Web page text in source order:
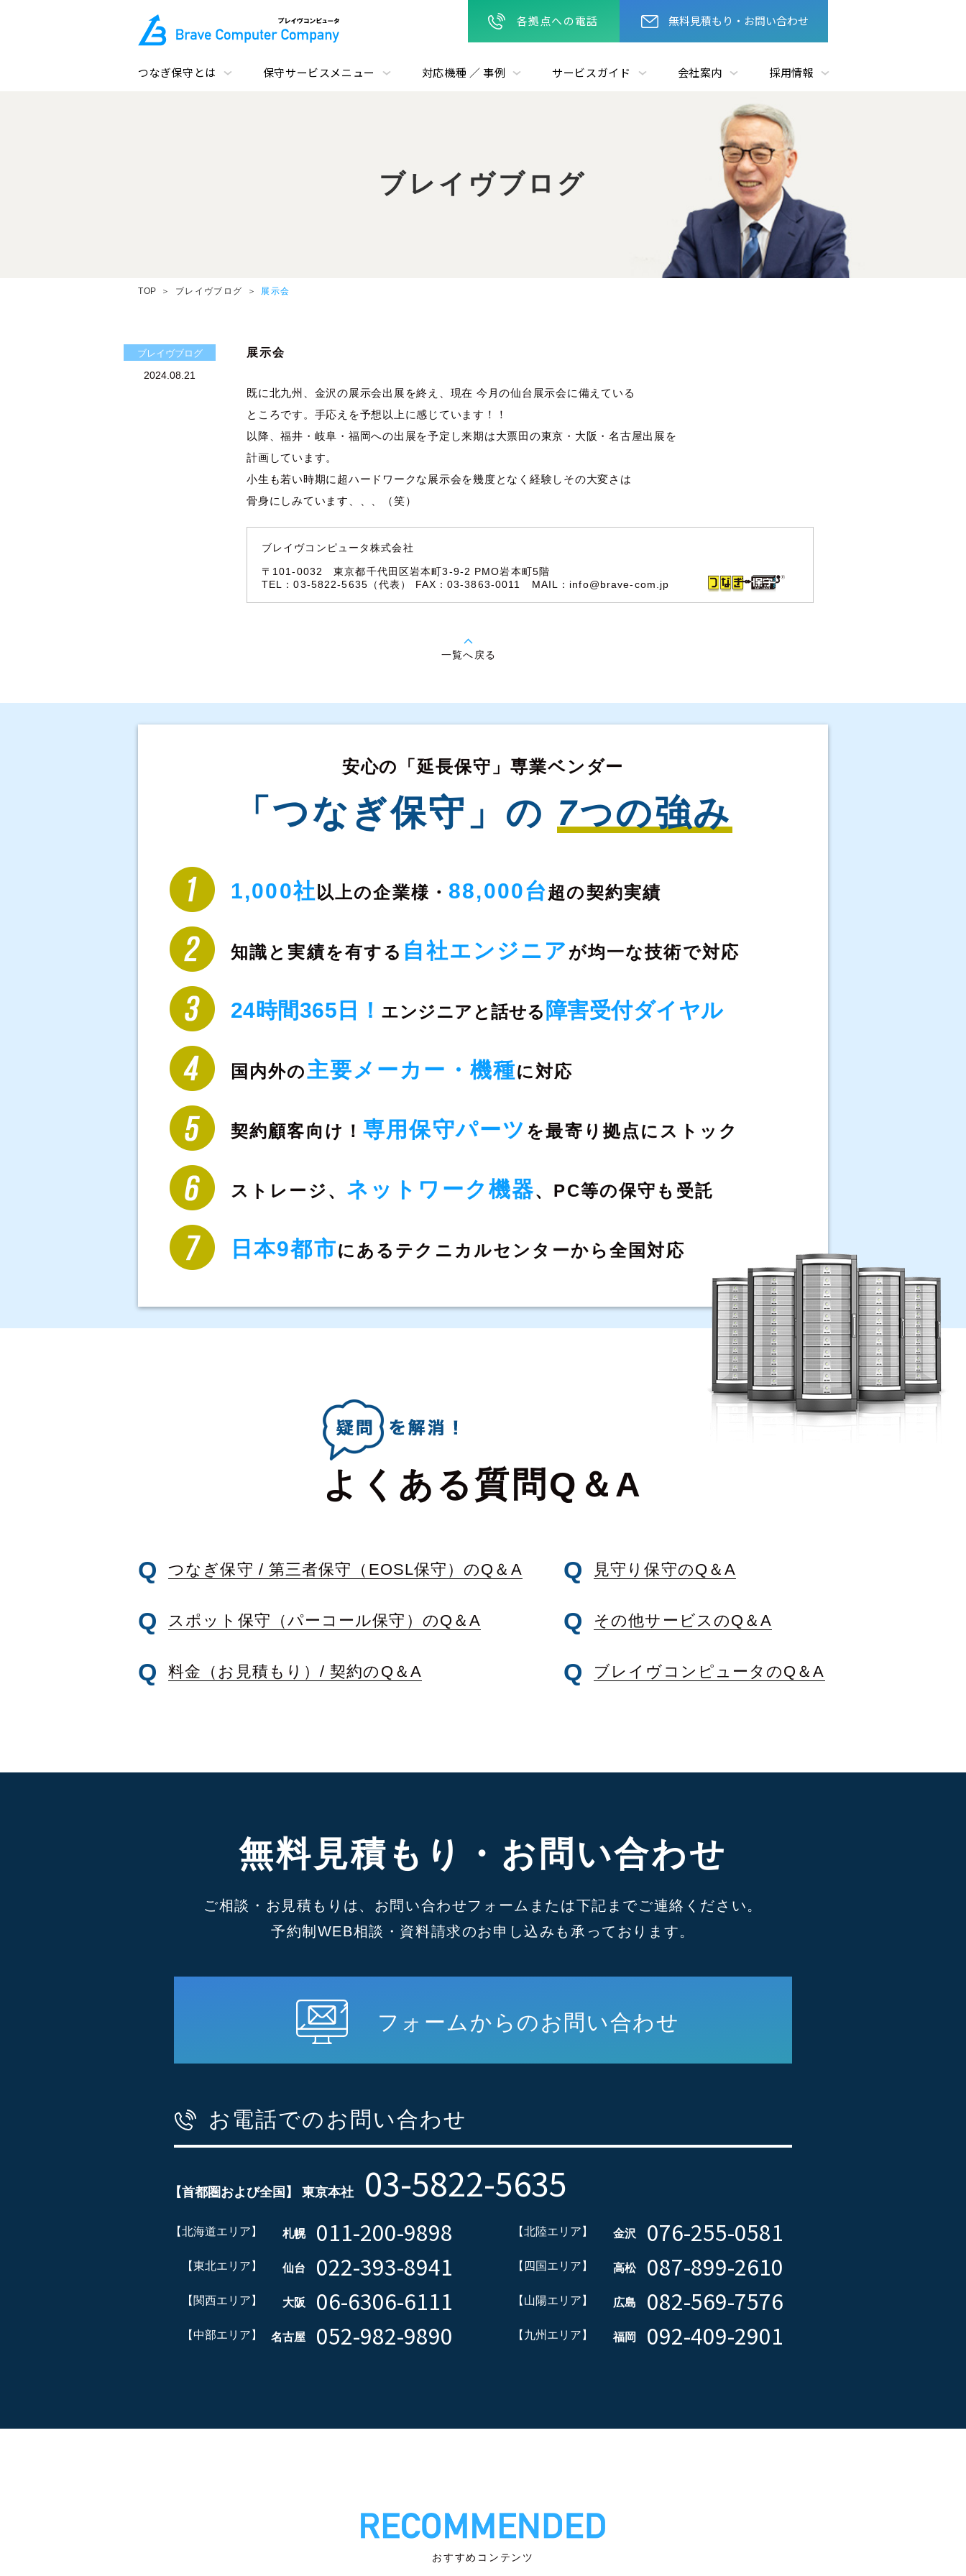
各拠点への電話 無料見積もり・お問い合わせ
つなぎ保守とは 保守サービスメニュー 対応機種 ／ 事例 サービスガイド 会社案内 採用情報
ブレイヴブログ
TOP ブレイヴブログ 展示会
ブレイヴブログ
2024.08.21
展示会
既に北九州、金沢の展示会出展を終え、現在 今月の仙台展示会に備えている
ところです。手応えを予想以上に感じています！！
以降、福井・岐阜・福岡への出展を予定し来期は大票田の東京・大阪・名古屋出展を
計画しています。
小生も若い時期に超ハードワークな展示会を幾度となく経験しその大変さは
骨身にしみています、、、（笑）
ブレイヴコンピュータ株式会社
〒101-0032東京都千代田区岩本町3-9-2 PMO岩本町5階
TEL：03-5822-5635（代表） FAX：03-3863-0011 MAIL： info@brave-com.jp
一覧へ戻る
安心の「延長保守」専業ベンダー
「つなぎ保守」の 7つの強み
1,000社以上の企業様・ 88,000台超の契約実績
知識と実績を有する 自社エンジニア が均一な技術で対応
24時間365日！ エンジニアと話せる 障害受付ダイヤル
国内外の主要メーカー・機種に対応
契約顧客向け！専用保守パーツ を最寄り拠点にストック
ストレージ、 ネットワーク機器、 PC等の保守も受託
日本9都市にある テクニカルセンターから全国対応
よくある質問Q＆A
つなぎ保守 / 第三者保守（EOSL保守）のQ＆A 見守り保守のQ＆A
スポット保守（パーコール保守）のQ＆A その他サービスのQ＆A
料金（お見積もり）/ 契約のQ＆A ブレイヴコンピュータのQ＆A
無料見積もり・お問い合わせ
ご相談・お見積もりは、お問い合わせフォームまたは下記までご連絡ください。
予約制WEB相談・資料請求のお申し込みも承っております。
フォームからのお問い合わせ
お電話でのお問い合わせ
【首都圏および全国】 東京本社 03-5822-5635
【北海道エリア】 札幌 011-200-9898
【東北エリア】 仙台 022-393-8941
【関西エリア】 大阪 06-6306-6111
【中部エリア】 名古屋 052-982-9890
【北陸エリア】 金沢 076-255-0581
【四国エリア】 高松 087-899-2610
【山陽エリア】 広島 082-569-7576
【九州エリア】 福岡 092-409-2901
おすすめコンテンツ